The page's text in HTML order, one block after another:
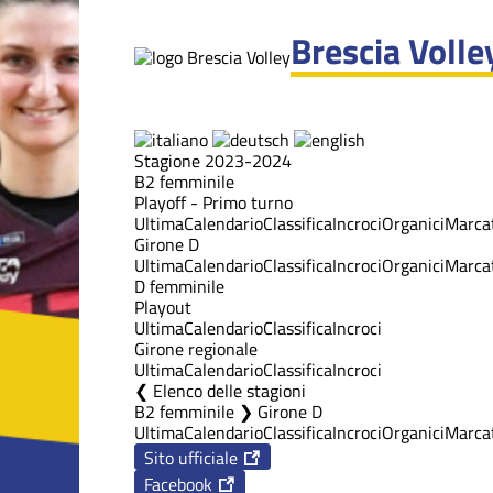
Brescia
Stagione 2023-2024
B2 femminile
Playoff - Primo turno
UltimaCalendarioClassificaIncrociOrganici
Girone D
UltimaCalendarioClassificaIncrociOrganici
D femminile
Playout
UltimaCalendarioClassificaIncroci
Girone regionale
UltimaCalendarioClassificaIncroci
Elenco delle stagioni
B2 femminile ❯ Girone D
UltimaCalendarioClassificaIncrociOrganici
Sito ufficiale
Facebook